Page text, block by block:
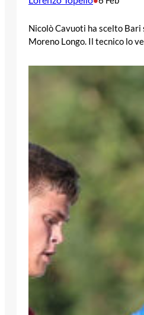
Nicolò Cavuoti ha scelto Bari
Moreno Longo. Il tecnico lo